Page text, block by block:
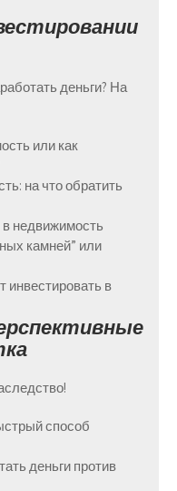
деньги? На
или как
на что обратить
недвижимость
камней” или
инвестировать в
способ
деньги против